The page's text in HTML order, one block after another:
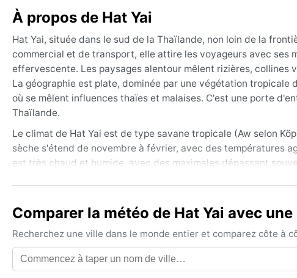
À propos de Hat Yai
Hat Yai, située dans le sud de la Thaïlande, non loin de la
commercial et de transport, elle attire les voyageurs avec ses
effervescente. Les paysages alentour mêlent rizières, collines
La géographie est plate, dominée par une végétation tropicale
où se mêlent influences thaïes et malaises. C'est une porte
Thaïlande.
Le climat de Hat Yai est de type savane tropicale (Aw selon
sèche s'étend de novembre à février, avec des températures
est très chaud et humide, avec des maximales dépassant
imperméable ou un parapluie, et des chaussures respirantes.
La meilleure période pour visiter Hat Yai sur le plan météo est
températures plus supportables. Les phénomènes notables
accompagnées d'inondations localisées dans les rues. Le
été. Les cyclones tropicaux touchent rarement la région, mais
Comparer la météo de Hat Yai avec
Recherchez une ville dans le monde entier et comparez côte à